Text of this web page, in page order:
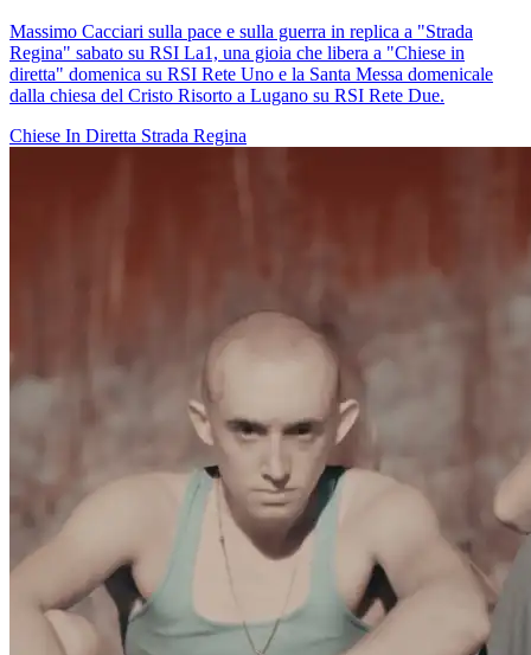
Massimo Cacciari sulla pace e sulla guerra in replica a "Strada
Regina" sabato su RSI La1, una gioia che libera a "Chiese in
diretta" domenica su RSI Rete Uno e la Santa Messa domenicale
dalla chiesa del Cristo Risorto a Lugano su RSI Rete Due.
Chiese In Diretta Strada Regina